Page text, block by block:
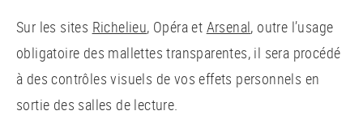
Sur les sites Richelieu, Opéra et Arsenal, outre l’usage
obligatoire des mallettes transparentes, il sera procédé
à des contrôles visuels de vos effets personnels en
sortie des salles de lecture.